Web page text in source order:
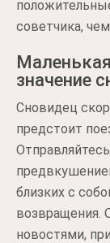
советчика,
значение
Сновидец
предстоит
близких с
возвращения.
новостями,